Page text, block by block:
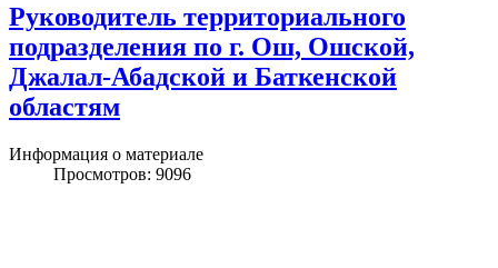
Руководитель территориального
подразделения по г. Ош, Ошской,
Джалал-Абадской и Баткенской
областям
Информация о материале
Просмотров: 9096